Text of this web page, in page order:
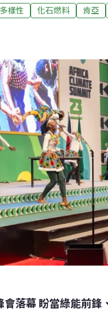
決議，南澳地區沿海全
自由時報報導）墾丁森
國家森林遊樂區是國內
整修著手「去水泥化」
，不僅友善環境，景觀
梭到斯卡羅歷史電影般
樣性 化石燃料 肯亞
會落幕 盼當綠能前鋒